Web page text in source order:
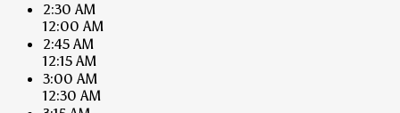
2:30 AM
12:00 AM
2:45 AM
12:15 AM
3:00 AM
12:30 AM